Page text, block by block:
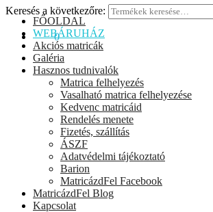
Keresés a következőre:
0Ft 0
FŐOLDAL
WEBÁRUHÁZ
Akciós matricák
Galéria
Hasznos tudnivalók
Matrica felhelyezés
Vasalható matrica felhelyezése
Kedvenc matricáid
Rendelés menete
Fizetés, szállítás
ÁSZF
Adatvédelmi tájékoztató
Barion
MatricázdFel Facebook
MatricázdFel Blog
Kapcsolat